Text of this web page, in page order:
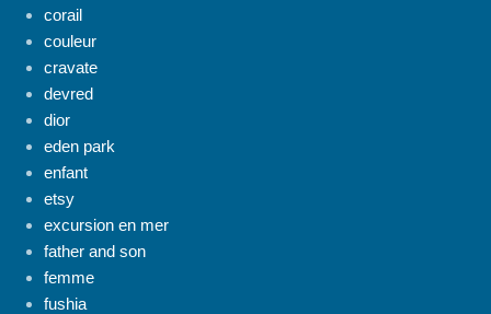
corail
couleur
cravate
devred
dior
eden park
enfant
etsy
excursion en mer
father and son
femme
fushia